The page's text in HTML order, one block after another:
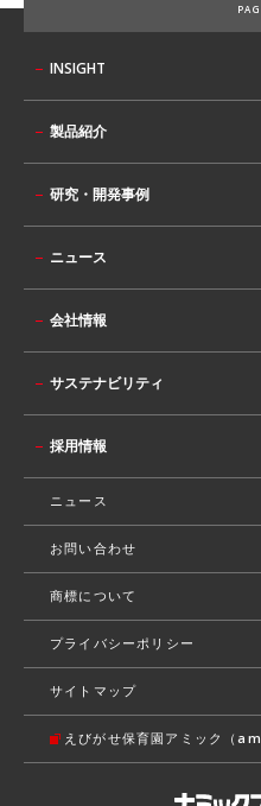
INSIGHT
製品紹介
研究・開発事例
ニュース
会社情報
サステナビリティ
採用情報
ニュース
お問い合わせ
商標について
プライバシーポリシー
サイトマップ
えびがせ保育園アミック（